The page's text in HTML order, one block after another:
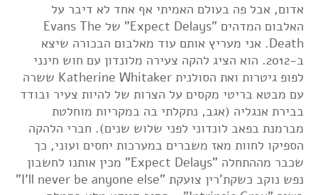
אדום, אבל פה בעולם האמיתי אף אחד לא דיבר על
האלבום המדהים "Expect Delays" של Evans The
Death. אני מעריץ אותם עוד מאלבום הבכורה שיצא
ב-2012. הוא הציג להקה צעירה מלונדון עם חוש חינני
לפופ גיטרות ואת הסולנית Katherine Whitaker ששרה
עם מבטא בריטי מקסים על הצרות של להיות צעיר ובודד
בבירת אנגליה (אגב, נתקלתי בה במקריות מוחלטת
מברמנת בפאב לונדוני לפני שלוש שנים). חברי הלהקה
הספיקו לחוות מאז משברים במערכות יחסים ועוני, כך
שכבר מההתחלה "Expect Delays" מכין אותנו לחשבון
נפש נוקב כשקת'רין צועקת "I'll never be anyone else"